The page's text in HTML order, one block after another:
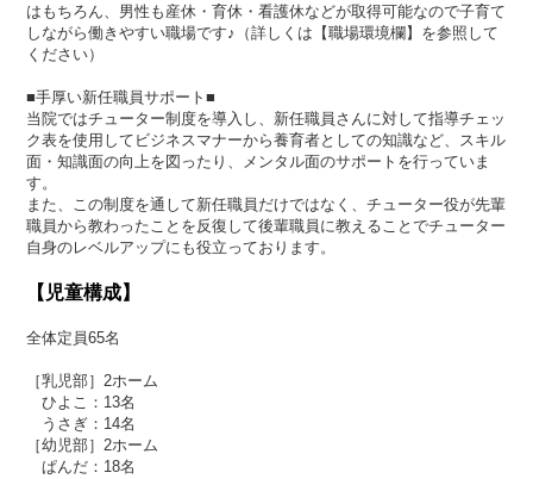
はもちろん、男性も産休・育休・看護休などが取得可能なので子育て
しながら働きやすい職場です♪（詳しくは【職場環境欄】を参照して
ください）
■手厚い新任職員サポート■
当院ではチューター制度を導入し、新任職員さんに対して指導チェッ
ク表を使用してビジネスマナーから養育者としての知識など、スキル
面・知識面の向上を図ったり、メンタル面のサポートを行っていま
す。
また、この制度を通して新任職員だけではなく、チューター役が先輩
職員から教わったことを反復して後輩職員に教えることでチューター
自身のレベルアップにも役立っております。
【児童構成】
全体定員65名
［乳児部］2ホーム
ひよこ：13名
うさぎ：14名
［幼児部］2ホーム
ぱんだ：18名